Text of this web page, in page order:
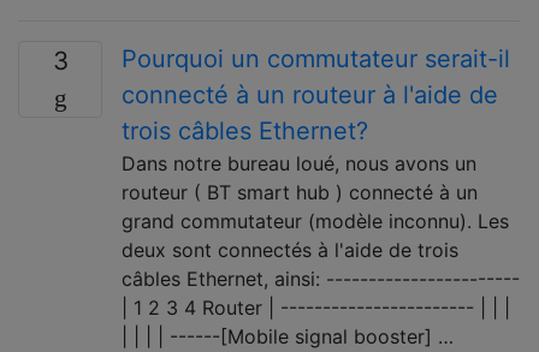
3
Pourquoi un commutateur serait-il
connecté à un routeur à l'aide de
trois câbles Ethernet?
Dans notre bureau loué, nous avons un
routeur ( BT smart hub ) connecté à un
grand commutateur (modèle inconnu). Les
deux sont connectés à l'aide de trois
câbles Ethernet, ainsi: -----------------------
| 1 2 3 4 Router | ----------------------- | | |
| | | | ------[Mobile signal booster] …